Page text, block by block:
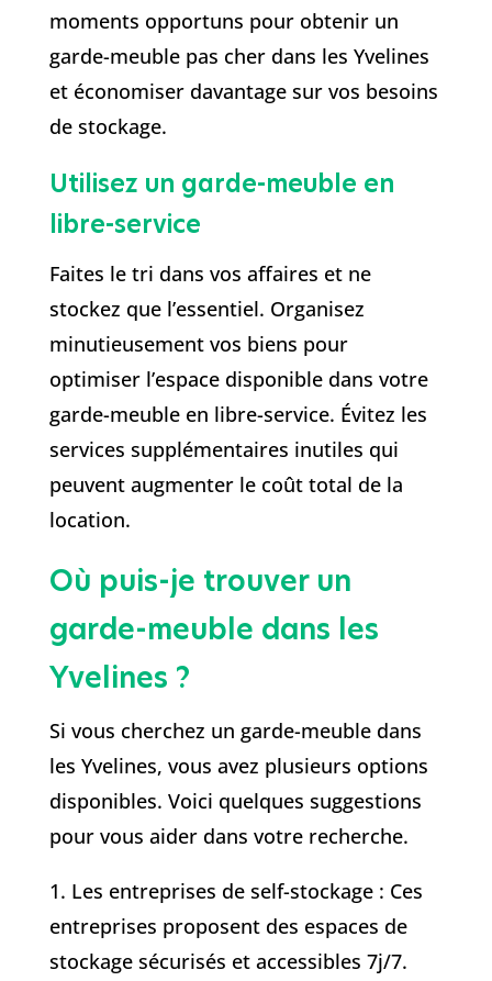
moments opportuns pour obtenir un
garde-meuble pas cher dans les Yvelines
et économiser davantage sur vos besoins
de stockage.
Utilisez un garde-meuble en
libre-service
Faites le tri dans vos affaires et ne
stockez que l’essentiel. Organisez
minutieusement vos biens pour
optimiser l’espace disponible dans votre
garde-meuble en libre-service. Évitez les
services supplémentaires inutiles qui
peuvent augmenter le coût total de la
location.
Où puis-je trouver un
garde-meuble dans les
Yvelines ?
Si vous cherchez un garde-meuble dans
les Yvelines, vous avez plusieurs options
disponibles. Voici quelques suggestions
pour vous aider dans votre recherche.
1. Les entreprises de self-stockage : Ces
entreprises proposent des espaces de
stockage sécurisés et accessibles 7j/7.